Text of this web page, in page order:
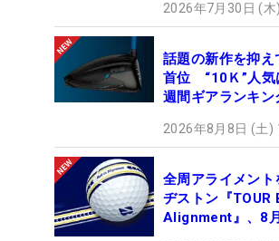
2026年7月30日 (
話題の新作を抑
首位 “10Ｋ”人気
週間ギアランキン
2026年8月8日 (土)
全周アライメント
ヂストン『TOUR
Alignment』、8